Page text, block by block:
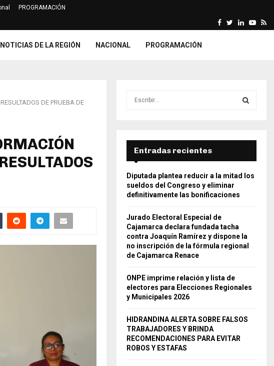
PROGRAMACIÓN
ONPE imprime relación y
Facebook
Twitter
Linkedin
NOTICIAS DE LA REGIÓN NACIONAL PROGRAMACIÓN
DE PRUEBA DE
r
:
E
A
R
Entradas recientes
Diputada plantea reducir a la mitad los
sueldos del Congreso y eliminar
definitivamente las bonificaciones
Jurado Electoral Especial de
Cajamarca declara fundada tacha
contra Joaquín Ramírez y dispone la
no inscripción de la fórmula regional
de Cajamarca Renace
ONPE imprime relación y lista de
electores para Elecciones Regionales
y Municipales 2026
HIDRANDINA ALERTA SOBRE FALSOS
TRABAJADORES Y BRINDA
RECOMENDACIONES PARA EVITAR
ROBOS Y ESTAFAS